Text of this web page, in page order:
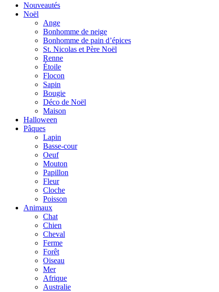
Nouveautés
Noël
Ange
Bonhomme de neige
Bonhomme de pain d’épices
St. Nicolas et Père Noël
Renne
Étoile
Flocon
Sapin
Bougie
Déco de Noël
Maison
Halloween
Pâques
Lapin
Basse-cour
Oeuf
Mouton
Papillon
Fleur
Cloche
Poisson
Animaux
Chat
Chien
Cheval
Ferme
Forêt
Oiseau
Mer
Afrique
Australie